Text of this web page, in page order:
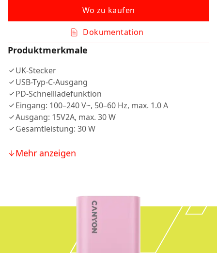
Wo zu kaufen
Dokumentation
Produktmerkmale
UK-Stecker
USB-Typ-C-Ausgang
PD-Schnellladefunktion
Eingang: 100–240 V~, 50–60 Hz, max. 1.0 A
Ausgang: 15V2A, max. 30 W
Gesamtleistung: 30 W
Mehr anzeigen